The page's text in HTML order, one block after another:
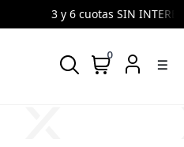
3 y 6 cuotas SIN
density_medium
0